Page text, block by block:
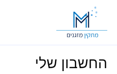
החשבון שלי